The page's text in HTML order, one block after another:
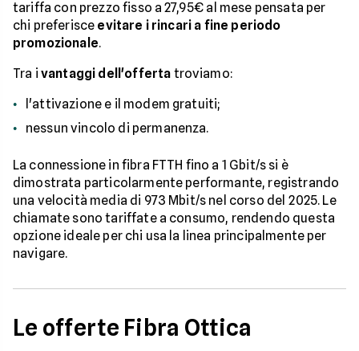
tariffa con prezzo fisso a 27,95€ al mese pensata per
chi preferisce evitare i rincari a fine periodo
promozionale.
Tra i vantaggi dell'offerta troviamo:
l'attivazione e il modem gratuiti;
nessun vincolo di permanenza.
La connessione in fibra FTTH fino a 1 Gbit/s si è
dimostrata particolarmente performante, registrando
una velocità media di 973 Mbit/s nel corso del 2025. Le
chiamate sono tariffate a consumo, rendendo questa
opzione ideale per chi usa la linea principalmente per
navigare.
Le offerte Fibra Ottica